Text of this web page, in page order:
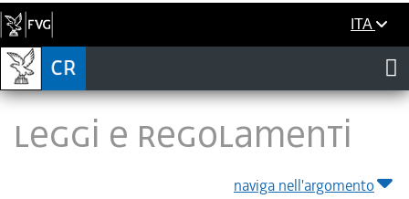
ITA
LEGGI E REGOLAMENTI
naviga nell'argomento